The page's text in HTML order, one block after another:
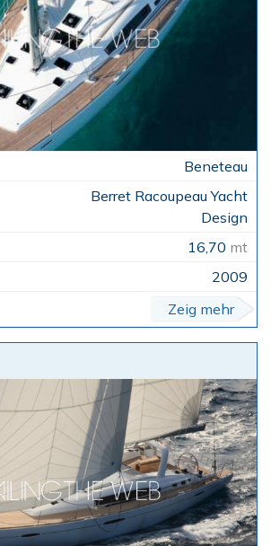
Beneteau
Berret Racoupeau Yacht
Design
16,70 mt
2009
Zeig mehr